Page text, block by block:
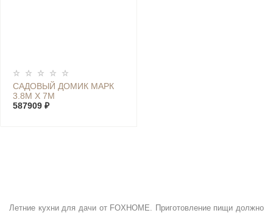
САДОВЫЙ ДОМИК МАРК
3.8М Х 7М
587909 ₽
Летние кухни для дачи от FOXHOME. Приготовление пищи должно